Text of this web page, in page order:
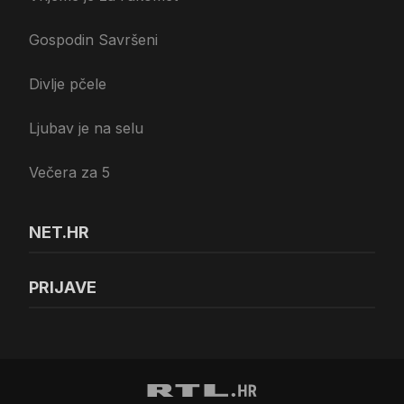
Gospodin Savršeni
Divlje pčele
Ljubav je na selu
Večera za 5
NET.HR
PRIJAVE